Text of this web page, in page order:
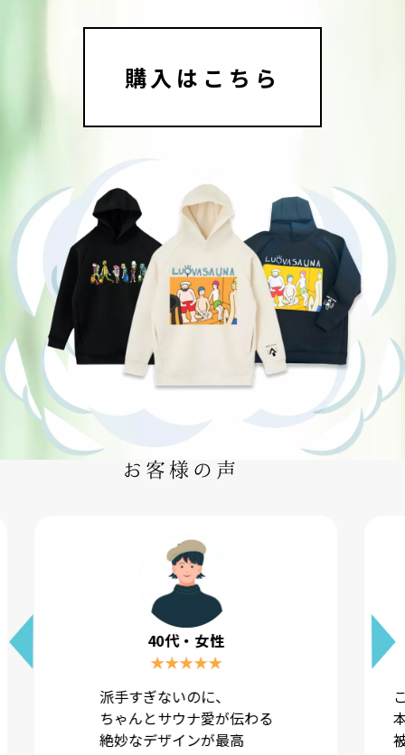
購入はこちら
お客様の声
30代・女性
★★★★★
このデザイン、他にないから袖ロゴも
本当に気に入ってる。
被らないのが嬉しい